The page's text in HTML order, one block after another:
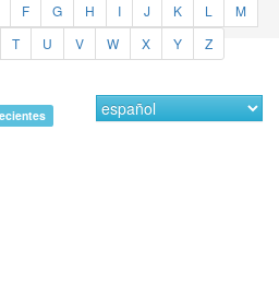
F G H I J K L
M
T U V W X Y Z